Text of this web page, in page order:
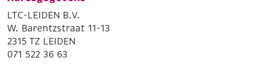
LTC-LEIDEN B.V.
W. Barentzstraat 11-13
2315 TZ LEIDEN
071 522 36 63